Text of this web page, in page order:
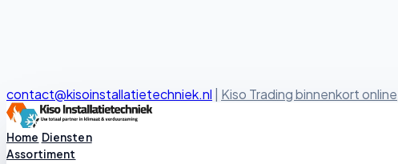
contact@kisoinstallatietechniek.nl Kiso Trading binnenkort online
Kiso Installatietechniek logo
Home Diensten
Assortiment